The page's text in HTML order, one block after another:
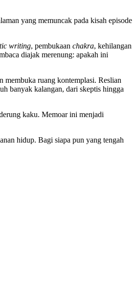
yang memuncak pada kisah episode
writing, pembukaan chakra, kehilangan
diajak merenung: apakah ini
membuka ruang kontemplasi. Reslian
banyak kalangan, dari skeptis hingga
kaku. Memoar ini menjadi
hidup. Bagi siapa pun yang tengah